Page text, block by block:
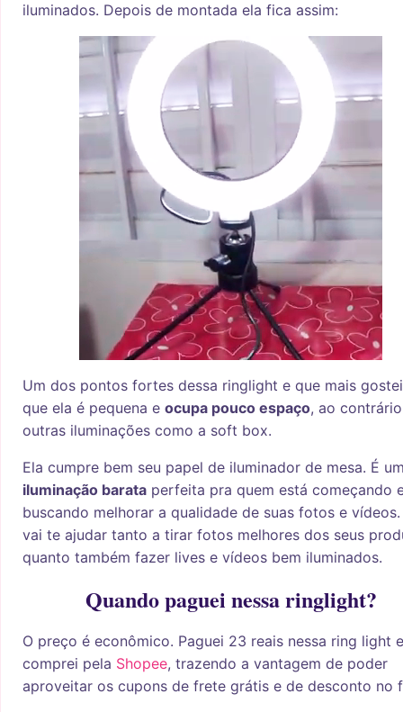
iluminados. Depois de montada ela fica assim:
Um dos pontos fortes dessa ringlight e que mais
que ela é pequena e ocupa pouco espaço, ao
outras iluminações como a soft box.
Ela cumpre bem seu papel de iluminador de mesa. É
iluminação barata perfeita pra quem está começando
buscando melhorar a qualidade de suas fotos e vídeos.
vai te ajudar tanto a tirar fotos melhores dos seus
quanto também fazer lives e vídeos bem iluminados.
Quando paguei nessa ringlight?
O preço é econômico. Paguei 23 reais nessa ring light e
comprei pela Shopee, trazendo a vantagem de poder
aproveitar os cupons de frete grátis e de desconto no